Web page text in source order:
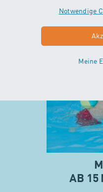
Notwendige
Meine
AB 15